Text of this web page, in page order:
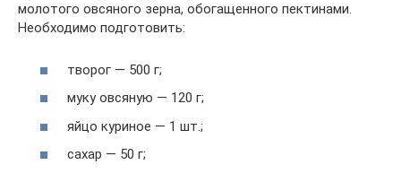
молотого овсяного зерна, обогащенного пектинами.
Необходимо подготовить:
творог — 500 г;
муку овсяную — 120 г;
яйцо куриное — 1 шт.;
сахар — 50 г;